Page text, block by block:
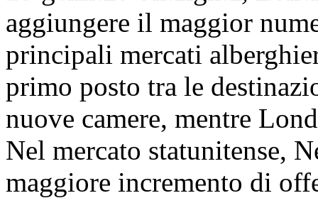
aggiungere il maggior
principali mercati
primo posto tra le
nuove camere, mentre
Nel mercato statunitense,
maggiore incremento di